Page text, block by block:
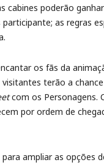
cabines poderão
as regras
os fãs da
terão a
com os Personagens.
por ordem de
ampliar as opções